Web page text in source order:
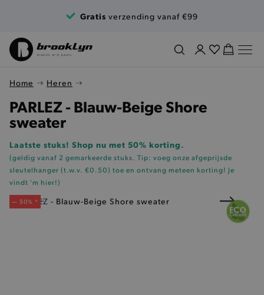
Gratis verzending vanaf €99
Home Heren
PARLEZ - Blauw-Beige Shore
sweater
Laatste stuks! Shop nu met 50% korting.
(geldig vanaf 2 gemarkeerde stuks. Tip: voeg onze afgeprijsde
sleutelhanger (t.w.v. €0.50) toe en ontvang meteen korting! Je
vindt 'm hier!)
— 50% *